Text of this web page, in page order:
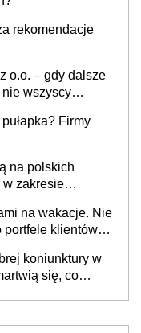
rekomendacje
o.o. – gdy dalsze
nie wszyscy
Firmy
na polskich
zakresie
na wakacje. Nie
portfele klientów
koniunktury w
się, co